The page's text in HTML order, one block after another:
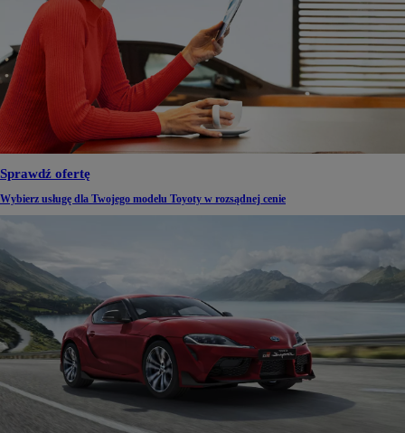
Sprawdź ofertę
Wybierz usługę dla Twojego modelu Toyoty w rozsądnej cenie